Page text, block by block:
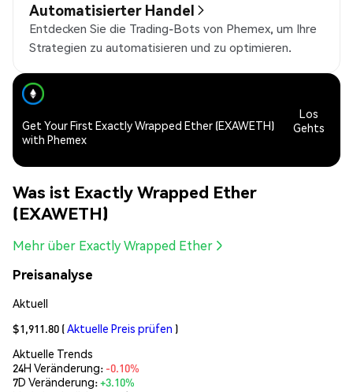
Automatisierter Handel
Entdecken Sie die Trading-Bots von Phemex, um Ihre
Strategien zu automatisieren und zu optimieren.
Get Your First Exactly Wrapped Ether (EXAWETH)
with Phemex
Los
Gehts
Was ist Exactly Wrapped Ether
(EXAWETH)
Mehr über Exactly Wrapped Ether
Preisanalyse
Aktuell
$1,911.80 (Aktuelle Preis prüfen )
Aktuelle Trends
24H Veränderung: -0.10%
7D Veränderung:+3.10%